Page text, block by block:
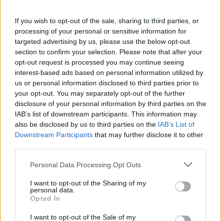
If you wish to opt-out of the sale, sharing to third parties, or
processing of your personal or sensitive information for
targeted advertising by us, please use the below opt-out
section to confirm your selection. Please note that after your
opt-out request is processed you may continue seeing
interest-based ads based on personal information utilized by
us or personal information disclosed to third parties prior to
your opt-out. You may separately opt-out of the further
disclosure of your personal information by third parties on the
IAB’s list of downstream participants. This information may
also be disclosed by us to third parties on the IAB’s List of
Downstream Participants that may further disclose it to other
Personal Data Processing Opt Outs
I want to opt-out of the Sharing of my
personal data.
Opted In
I want to opt-out of the Sale of my
kiegyenlített. Újfent egy nehéz döntés, a nagyobb
ütőtáv, fiatalabb kor, a kiütéses vereség hiánya és az,
hogy Santos mindössze 3 hónapja lett kiütve azt súgják
nekünk, hogy Hollandre tegyünk.
PEDRO MUNHOZ VS. BRETT JOHNS
Johns erős ütőtávbeli előnnyel bír és hat évvel fiatalabb
is, mint Munhoz, aki viszont többet bünteti ellenfeleit.
Johns a pontosabb és kevesebb ütést is kap. Emellett
többször kopogtatással. Johns, a nagyobb ütőtáv,
fiatalság, pontosabb ütések, kevesebb kapott találat,
több levitel és jobb levitel védelem okán.
RICKY SIMON VS. MONTEL